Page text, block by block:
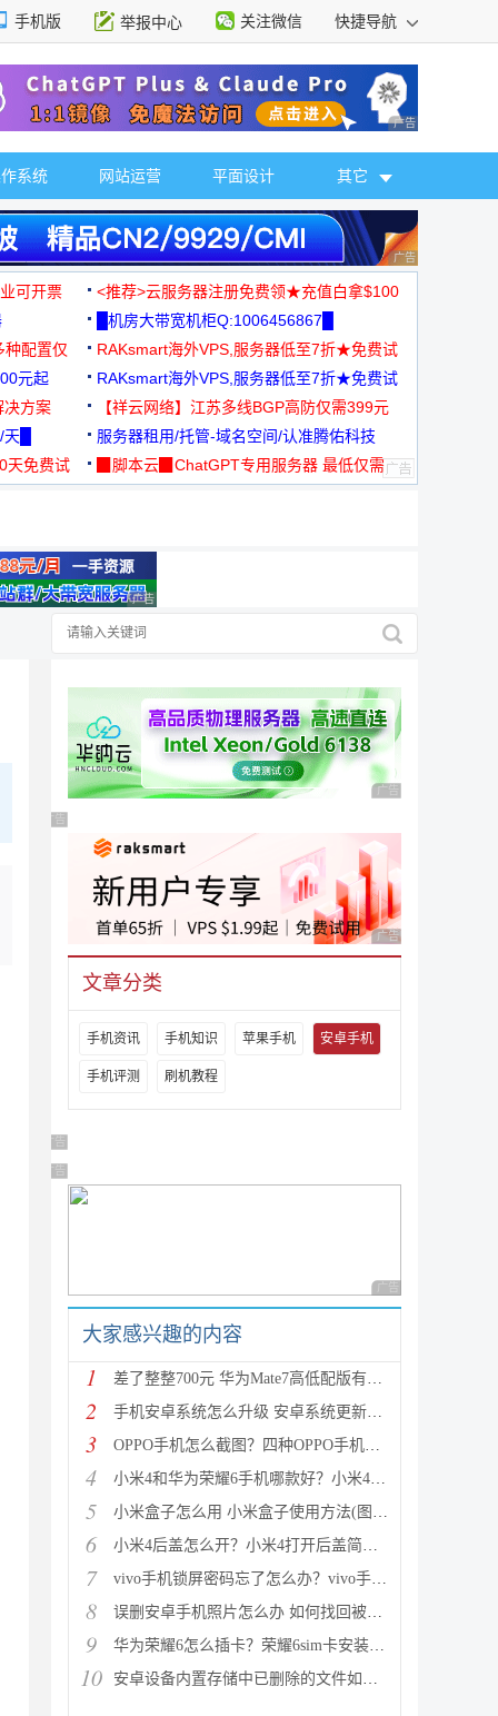
手机版 举报中心 关注微信 快捷导航
广告 商业广告，理
系统 网站运营 平面设计 其它
广告 商业广告，理
可开票
<推荐>云服务器注册免费领★充值白拿$100
█机房大带宽机柜Q:1006456867█
种配置仅
RAKsmart海外VPS,服务器低至7折★免费试
用★
元起
RAKsmart海外VPS,服务器低至7折★免费试
用★
决方案
【祥云网络】江苏多线BGP高防仅需399元
█
服务器租用/托管-域名空间/认准腾佑科技
免费试
▉脚本云▉ChatGPT专用服务器 最低仅需
广告 商业广告，理性选择
广告 商业广告，理性
广告 商业广告，理性选择
广告 商业广告，理性
文章分类
手机资讯 手机知识 苹果手机 安卓手机
手机评测 刷机教程
广告 商业广告，理性选择
广告 商业广告，理性选择
广告 商业广告，理性
大家感兴趣的内容
1 差了整整700元 华为Mate7高低配版有什么区别?
2 手机安卓系统怎么升级 安卓系统更新升级的三种方法介
3 OPPO手机怎么截图？四种OPPO手机截屏方法介绍
4 小米4和华为荣耀6手机哪款好？小米4与荣耀6全方面区别
5 小米盒子怎么用 小米盒子使用方法(图文详解)
6 小米4后盖怎么开？小米4打开后盖简单方法
7 vivo手机锁屏密码忘了怎么办？vivo手机强制解锁的三种
8 误删安卓手机照片怎么办 如何找回被删的图片
9 华为荣耀6怎么插卡？荣耀6sim卡安装方法步骤图文详解
10 安卓设备内置存储中已删除的文件如何恢复